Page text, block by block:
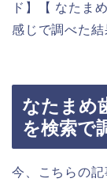
ド】【 なたま
感じで調べた結
なたまめ
を検索で
今、こちらの